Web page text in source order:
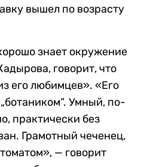
вышел по возрасту
знает окружение
говорит, что
его любимцев». «Его
Умный, по-
практически без
Грамотный чеченец,
— говорит